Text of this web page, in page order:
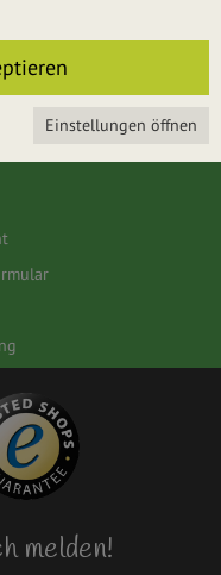
werden.
melden!
Einstellungen öffnen